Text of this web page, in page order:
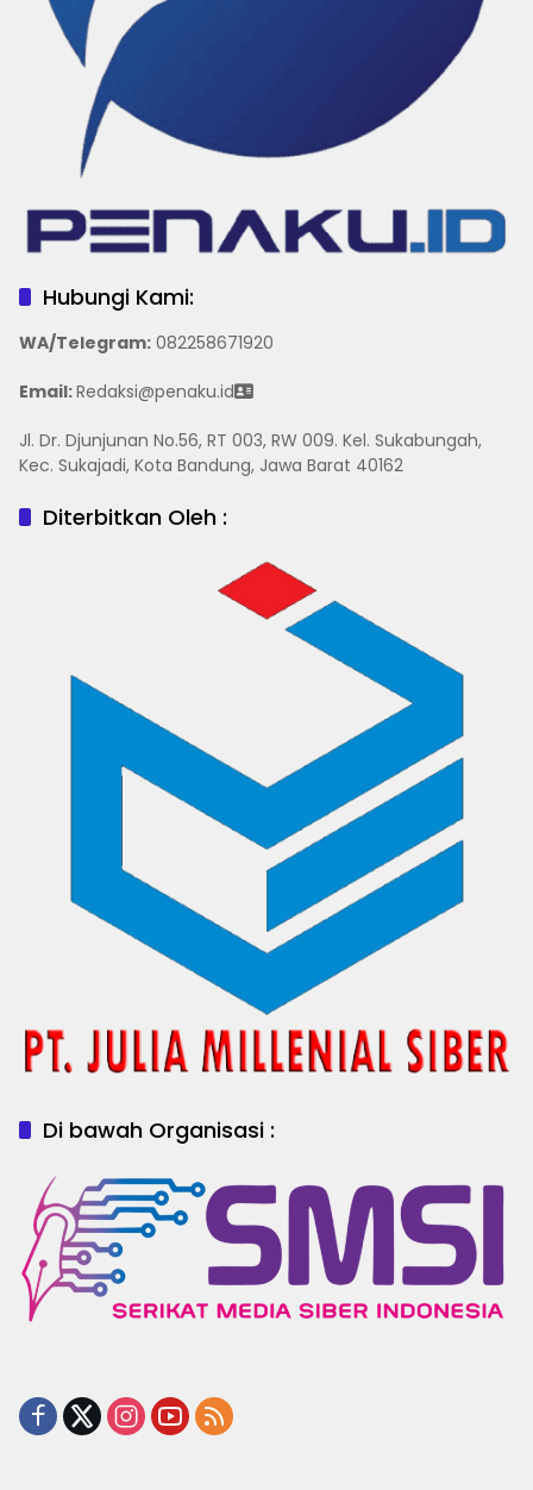
Hubungi Kami:
WA/Telegram: 082258671920
Email:Redaksi@penaku.id
Jl. Dr. Djunjunan No.56, RT 003, RW 009. Kel. Sukabungah,
Kec. Sukajadi, Kota Bandung, Jawa Barat 40162
Diterbitkan Oleh :
Di bawah Organisasi :